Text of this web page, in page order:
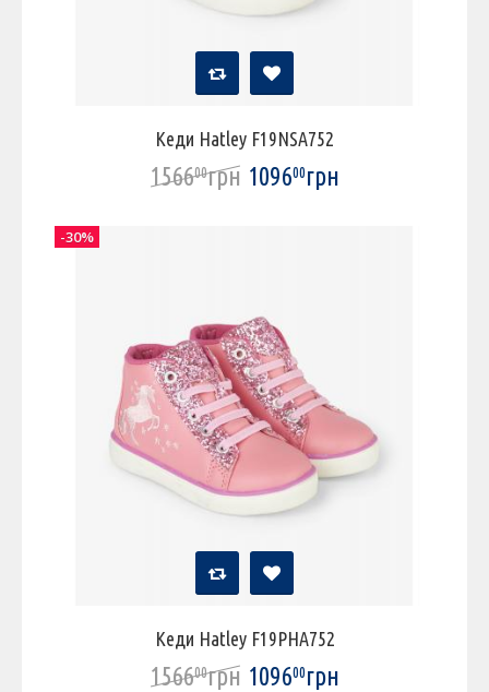
Кеди Hatley F19NSA752
156600грн 109600грн
Кеди Hatley F19PHA752
156600грн 109600грн
-30%